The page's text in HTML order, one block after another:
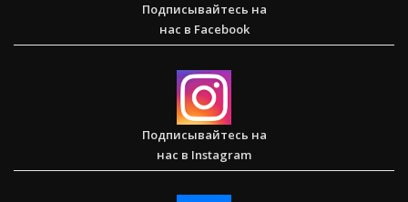
Подписывайтесь на
нас в Facebook
Подписывайтесь на
нас в Instagram